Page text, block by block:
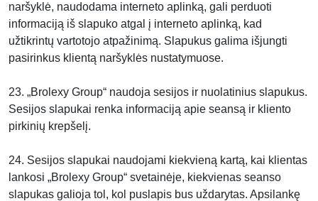
naršyklė, naudodama interneto aplinką, gali perduoti
informaciją iš slapuko atgal į interneto aplinką, kad
užtikrintų vartotojo atpažinimą. Slapukus galima išjungti
pasirinkus klientą naršyklės nustatymuose.
23. „Brolexy Group“ naudoja sesijos ir nuolatinius slapukus.
Sesijos slapukai renka informaciją apie seansą ir kliento
pirkinių krepšelį.
24. Sesijos slapukai naudojami kiekvieną kartą, kai klientas
lankosi „Brolexy Group“ svetainėje, kiekvienas seanso
slapukas galioja tol, kol puslapis bus uždarytas. Apsilankę